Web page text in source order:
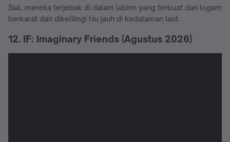
Sial, mereka terjebak di dalam labirin yang terbuat dari logam
berkarat dan dikelilingi hiu jauh di kedalaman laut.
12. IF: Imaginary Friends (Agustus 2026)